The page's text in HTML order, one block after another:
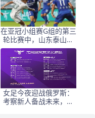
在亚冠小组赛G组的第三
轮比赛中，山东泰山客
场挑战韩国球队仁
女足今夜迎战俄罗斯：
考察新人备战未来，古